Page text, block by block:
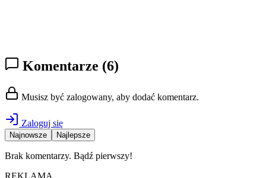
Komentarze (6)
Musisz być zalogowany, aby dodać komentarz.
Zaloguj się
Najnowsze Najlepsze
Brak komentarzy. Bądź pierwszy!